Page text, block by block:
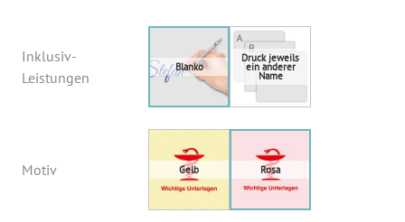
Inklusiv-
Leistungen
Motiv